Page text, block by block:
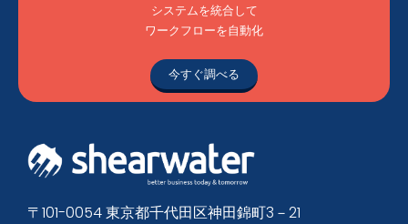
システムを統合して
ワークフローを自動化
今すぐ調べる
〒101-0054 東京都千代田区神田錦町3－21